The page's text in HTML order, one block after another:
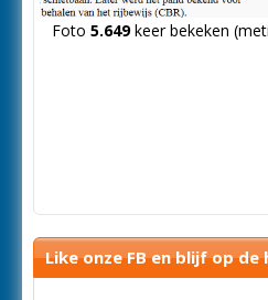
Foto 5.649keer bekeken
Like onze FB en blijf op